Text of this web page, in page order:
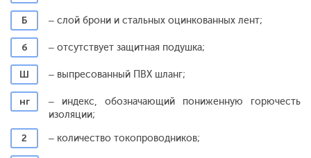
Б – слой брони и стальных оцинкованных лент;
б – отсутствует защитная подушка;
Ш – выпресованный ПВХ шланг;
нг
– индекс, обозначающий пониженную горючесть
изоляции;
2
– количество токопроводников;